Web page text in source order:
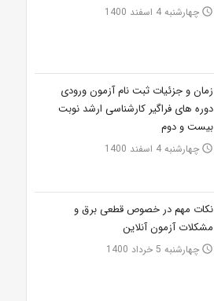
access_time چهارشنبه 4 اسفند 1400
زمان و جزئیات ثبت نام آزمون ورودی
دوره های فراگیر کارشناسی ارشد نوبت
بیست و دوم
access_time چهارشنبه 4 اسفند 1400
نکات مهم در خصوص قطعی برق و
مشکلات آزمون آنلاین
access_time چهارشنبه 5 خرداد 1400